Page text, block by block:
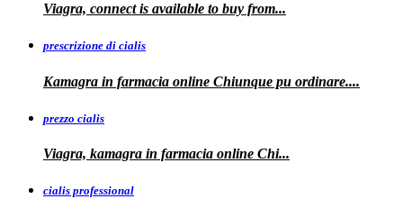
Viagra, connect is available to buy from...
prescrizione di cialis
Kamagra in farmacia online Chiunque pu ordinare....
prezzo cialis
Viagra, kamagra in farmacia online Chi...
cialis professional